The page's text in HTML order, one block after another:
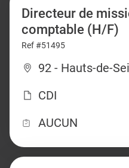
Directeur de
comptable (H/F)
Ref #51495
92 - Hauts-de-
CDI
AUCUN